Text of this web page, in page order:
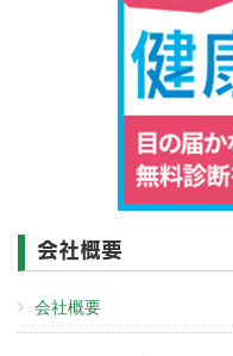
会社概要
会社概要